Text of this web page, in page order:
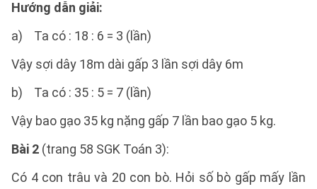
Hướng dẫn giải:
a) Ta có : 18 : 6 = 3 (lần)
Vậy sợi dây 18m dài gấp 3 lần sợi dây 6m
b) Ta có : 35 : 5 = 7 (lần)
Vậy bao gạo 35 kg nặng gấp 7 lần bao gạo 5 kg.
Bài 2 (trang 58 SGK Toán 3):
Có 4 con trâu và 20 con bò. Hỏi số bò gấp mấy lần